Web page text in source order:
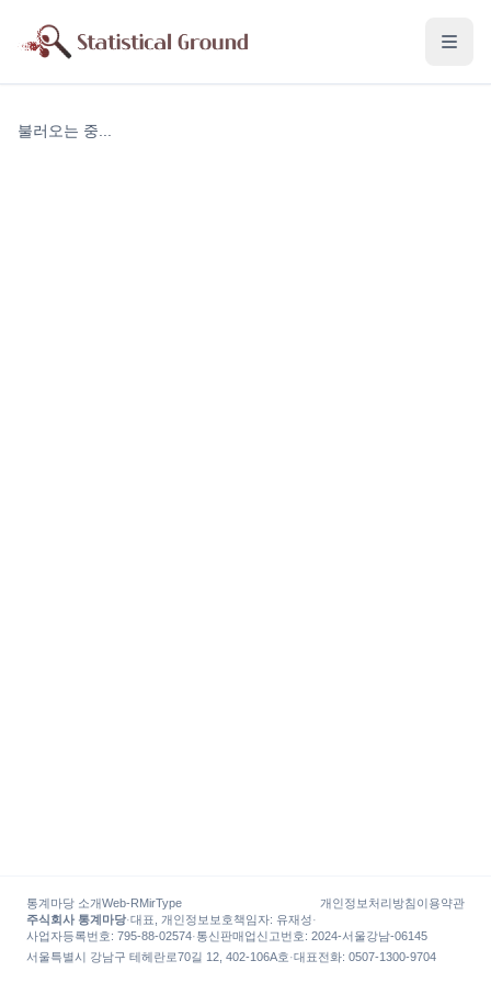
불러오는 중...
통계마당 소개Web-RMirType 개인정보처리방침이용약관
주식회사 통계마당·대표, 개인정보보호책임자: 유재성·
사업자등록번호: 795-88-02574·통신판매업신고번호: 2024-서울강남-06145
서울특별시 강남구 테헤란로70길 12, 402-106A호·대표전화: 0507-1300-9704